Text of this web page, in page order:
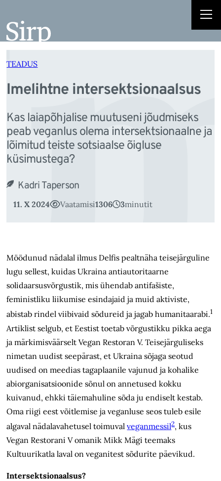
juurde
TEADUS
Imelihtne intersektsionaalsus
Kas laiapõhjalise muutuseni jõudmiseks
peab veganlus olema intersektsionaalne ja
lõimitud teiste sotsiaalse õigluse
küsimustega?
Kadri Taperson
11. X 2024 Vaatamisi1306 3minutit
Möödunud nädalal ilmus Delfis pealtnäha teisejärguline
lugu sellest, kuidas Ukraina antiautoritaarne
solidaarsusvõrgustik, mis ühendab antifašiste,
feministliku liikumise esindajaid ja muid aktiviste,
abistab rindel viibivaid sõdureid ja jagab humanitaarabi.1
Artiklist selgub, et Eestist toetab võrgustikku pikka aega
ja märkimisväärselt Vegan Restoran V. Teisejärguliseks
nimetan uudist seepärast, et Ukraina sõjaga seotud
uudised on meedias tagaplaanile vajunud ja kohalike
abiorganisatsioonide sõnul on annetused kokku
kuivanud, ehkki täiemahuline sõda ju endiselt kestab.
Oma riigi eest võitlemise ja veganluse seos tuleb esile
algaval nädalavahetusel toimuvalveganmessil2, kus
Vegan Restorani V omanik Mikk Mägi teemaks
Kultuurikatla laval on veganitest sõdurite päevikud.
Intersektsionaalsus?